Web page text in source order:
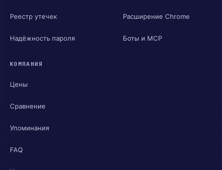
Реестр утечек
Надёжность пароля
Расширение Chrome
Боты и MCP
КОМПАНИЯ
Цены
Сравнение
Упоминания
FAQ